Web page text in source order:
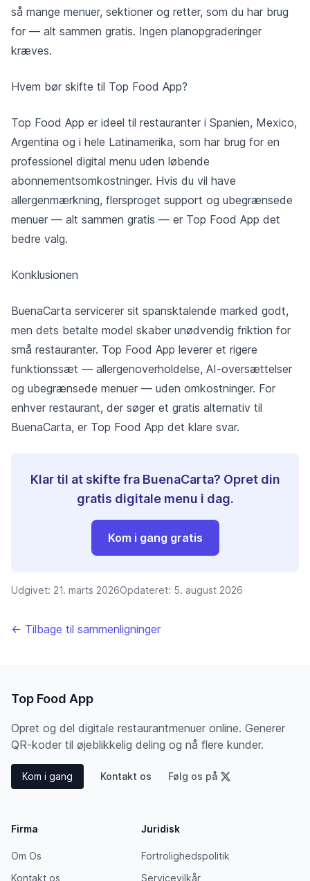
så mange menuer, sektioner og retter, som du har brug
for — alt sammen gratis. Ingen planopgraderinger
kræves.
Hvem bør skifte til Top Food App?
Top Food App er ideel til restauranter i Spanien, Mexico,
Argentina og i hele Latinamerika, som har brug for en
professionel digital menu uden løbende
abonnementsomkostninger. Hvis du vil have
allergenmærkning, flersproget support og ubegrænsede
menuer — alt sammen gratis — er Top Food App det
bedre valg.
Konklusionen
BuenaCarta servicerer sit spansktalende marked godt,
men dets betalte model skaber unødvendig friktion for
små restauranter. Top Food App leverer et rigere
funktionssæt — allergenoverholdelse, AI-oversættelser
og ubegrænsede menuer — uden omkostninger. For
enhver restaurant, der søger et gratis alternativ til
BuenaCarta, er Top Food App det klare svar.
Klar til at skifte fra BuenaCarta? Opret din
gratis digitale menu i dag.
Kom i gang gratis
Udgivet: 21. marts 2026Opdateret: 5. august 2026
← Tilbage til sammenligninger
Top Food App
Opret og del digitale restaurantmenuer online. Generer
QR-koder til øjeblikkelig deling og nå flere kunder.
Kom i gang Kontakt os Følg os på
Firma
Om Os
Kontakt os
Juridisk
Fortrolighedspolitik
Servicevilkår